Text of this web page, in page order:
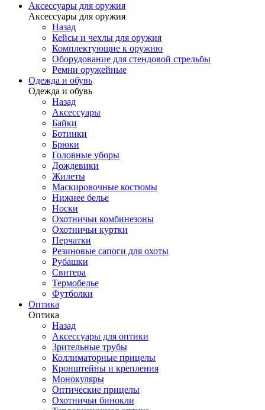
Аксессуары для оружия
Аксессуары для оружия
Назад
Кейсы и чехлы для оружия
Комплектующие к оружию
Оборудование для стендовой стрельбы
Ремни оружейные
Одежда и обувь
Одежда и обувь
Назад
Аксессуары
Байки
Ботинки
Брюки
Головные уборы
Дождевики
Жилеты
Маскировочные костюмы
Нижнее белье
Носки
Охотничьи комбинезоны
Охотничьи куртки
Перчатки
Резиновые сапоги для охоты
Рубашки
Свитера
Термобелье
Футболки
Оптика
Оптика
Назад
Аксессуары для оптики
Зрительные трубы
Коллиматорные прицелы
Кронштейны и крепления
Монокуляры
Оптические прицелы
Охотничьи бинокли